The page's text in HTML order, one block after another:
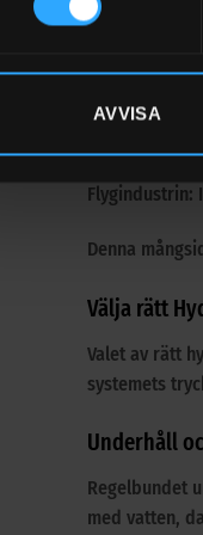
AVVISA
Applikationer
Hydraulolja
Bygg- och
Flygindustrin:
Denna
Välja rätt
Valet av rätt
systemets
Underhåll
Regelbundet
med vatten,